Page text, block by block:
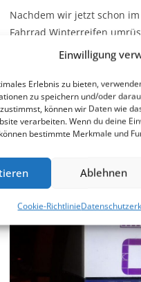
Einwilligung
Erlebnis zu bieten,
zu speichern und/oder
können wir Daten wie
verarbeiten. Wenn du deine
bestimmte Merkmale und
Ablehnen
Cookie-Richtlinie
Nachdem wir jetzt schon
Fahrrad Winterreifen
Ergebnisse der Reifen
Test 2018 – Continental
Premium vs. Schwalbe
Spikereifen